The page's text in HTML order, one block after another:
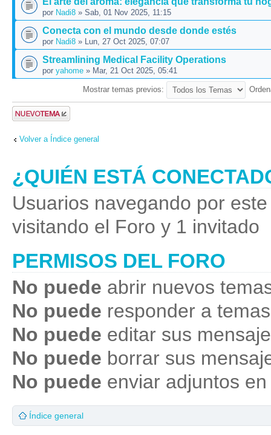
por Nadi8 » Sab, 01 Nov 2025, 11:15
Conecta con el mundo desde donde estés
por Nadi8 » Lun, 27 Oct 2025, 07:07
Streamlining Medical Facility Operations
por yahome » Mar, 21 Oct 2025, 05:41
Mostrar temas previos:
Publicar un
nuevo tema
Volver a Índice general
¿QUIÉN ESTÁ
Usuarios navegando por
visitando el Foro y 1 invitado
PERMISOS DEL FORO
No puede abrir nuevos
No puede responder a
No puede editar sus
No puede borrar sus
No puede enviar adjuntos
Índice general